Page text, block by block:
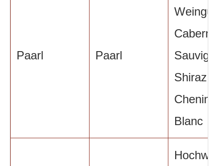
Paarl Paarl
Shiraz,
Chenin
Blanc